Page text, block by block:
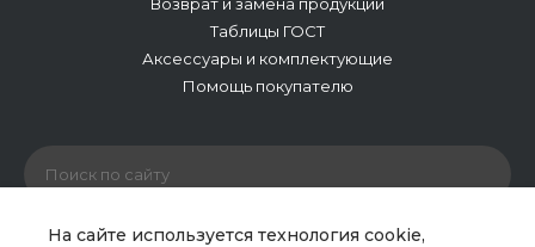
На сайте используется технология cookie,
Таблицы ГОСТ
Аксессуары и комплектующие
Помощь покупателю